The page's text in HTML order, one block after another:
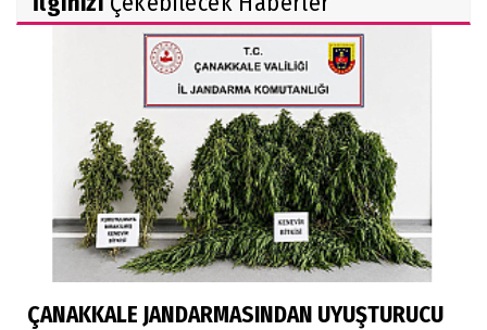
ÇANAKKALE JANDARMASINDAN UYUŞTURUCU